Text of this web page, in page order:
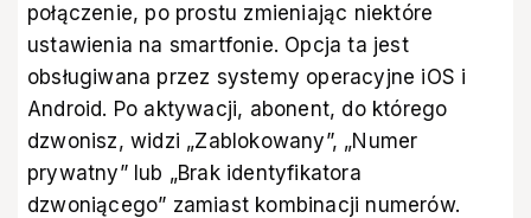
połączenie, po prostu zmieniając niektóre
ustawienia na smartfonie. Opcja ta jest
obsługiwana przez systemy operacyjne iOS i
Android. Po aktywacji, abonent, do którego
dzwonisz, widzi „Zablokowany”, „Numer
prywatny” lub „Brak identyfikatora
dzwoniącego” zamiast kombinacji numerów.